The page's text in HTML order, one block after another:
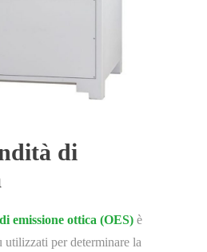
di
emissione ottica (OES) è
utilizzati per determinare la